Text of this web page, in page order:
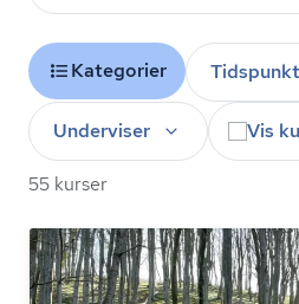
Kategorier Tidspunkt
Underviser Vis
55 kurser